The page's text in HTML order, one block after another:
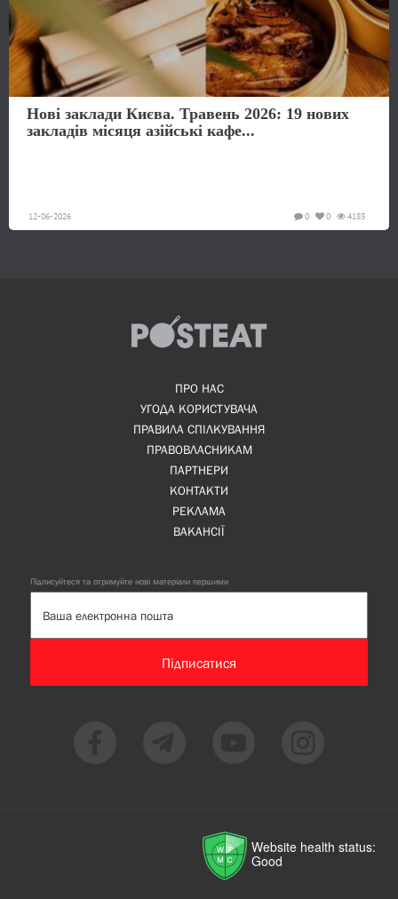
Нові заклади Києва. Травень 2026: 19 нових
закладів місяця азійські кафе...
12-06-2026 4183
0
0
ПРО НАС
УГОДА КОРИСТУВАЧА
ПРАВИЛА СПІЛКУВАННЯ
ПРАВОВЛАСНИКАМ
ПАРТНЕРИ
КОНТАКТИ
РЕКЛАМА
ВАКАНСІЇ
Підписуйтеся та отримуйте нові матеріали першими
Підписатися
Website health status:
Good